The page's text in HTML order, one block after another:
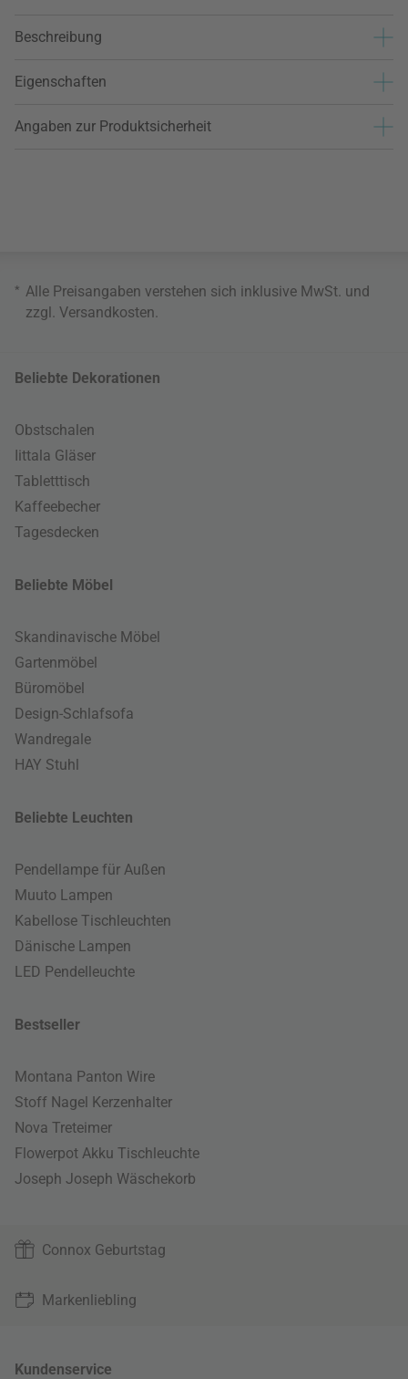
Beschreibung
Eigenschaften
Angaben zur Produktsicherheit
* Alle Preisangaben verstehen sich inklusive MwSt. und
zzgl. Versandkosten
Beliebte Dekorationen
Obstschalen
Iittala Gläser
Tabletttisch
Kaffeebecher
Tagesdecken
Beliebte Möbel
Skandinavische Möbel
Gartenmöbel
Büromöbel
Design-Schlafsofa
Wandregale
HAY Stuhl
Beliebte Leuchten
Pendellampe für Außen
Muuto Lampen
Kabellose Tischleuchten
Dänische Lampen
LED Pendelleuchte
Bestseller
Montana Panton Wire
Stoff Nagel Kerzenhalter
Nova Treteimer
Flowerpot Akku Tischleuchte
Joseph Joseph Wäschekorb
Connox Geburtstag
Markenliebling
Kundenservice